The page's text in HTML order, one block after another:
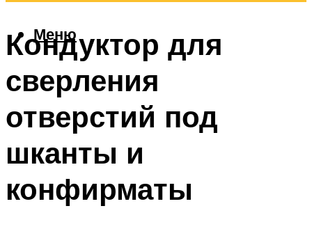
Меню
Кондуктор для
сверления
отверстий под
шканты и
конфирматы